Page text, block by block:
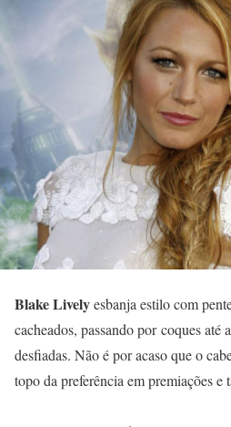
Blake Livelyesbanja estilo com
cacheados, passando por coques até
desfiadas. Não é por acaso que o
topo da preferência em premiações e